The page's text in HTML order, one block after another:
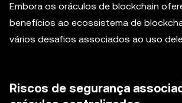
Embora os oráculos de blockchain
benefícios ao ecossistema de
vários desafios associados ao uso
Riscos de segurança